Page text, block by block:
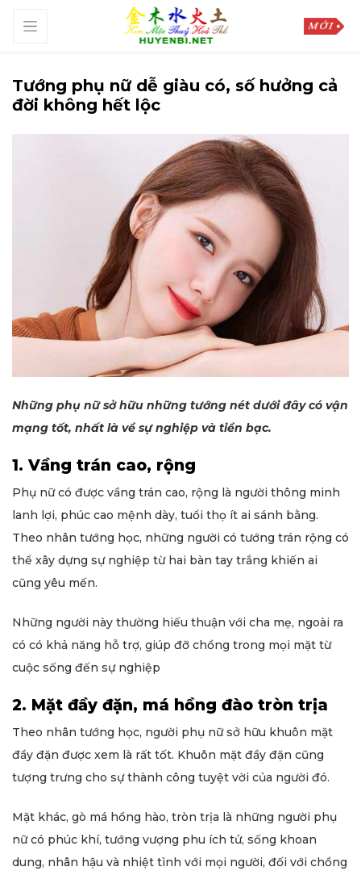
Tướng phụ nữ dễ giàu có, số hưởng cả
đời không hết lộc
Những phụ nữ sở hữu những tướng nét dưới đây có vận
mạng tốt, nhất là về sự nghiệp và tiền bạc.
1. Vầng trán cao, rộng
Phụ nữ có được vầng trán cao, rộng là người thông minh
lanh lợi, phúc cao mệnh dày, tuổi thọ ít ai sánh bằng.
Theo nhân tướng học, những người có tướng trán rộng có
thể xây dựng sự nghiệp từ hai bàn tay trắng khiến ai
cũng yêu mến.
Những người này thường hiếu thuận với cha mẹ, ngoài ra
có có khả năng hỗ trợ, giúp đỡ chồng trong mọi mặt từ
cuộc sống đến sự nghiệp
2. Mặt đầy đặn, má hồng đào tròn trịa
Theo nhân tướng học, người phụ nữ sở hữu khuôn mặt
đầy đặn được xem là rất tốt. Khuôn mặt đầy đặn cũng
tượng trưng cho sự thành công tuyệt vời của người đó.
Mặt khác, gò má hồng hào, tròn trịa là những người phụ
nữ có phúc khí, tướng vượng phu ích tử, sống khoan
dung, nhân hậu và nhiệt tình với mọi người, đối với chồng